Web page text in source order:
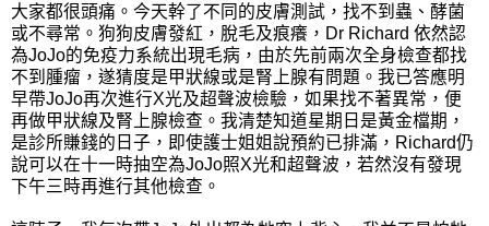
大家都很頭痛。今天幹了不同的皮膚測試，找不到蟲、酵菌
或不尋常。狗狗皮膚發紅，脫毛及痕癢，Dr Richard 依然認
為JoJo的免疫力系統出現毛病，由於先前兩次全身檢查都找
不到腫瘤，遂猜度是甲狀線或是腎上腺有問題。我已答應明
早帶JoJo再次進行X光及超聲波檢驗，如果找不著異常，便
再做甲狀線及腎上腺檢查。我清楚知道星期日是黃金檔期，
是診所賺錢的日子，即使護士姐姐說預約已排滿，Richard仍
說可以在十一時抽空為JoJo照X光和超聲波，若然沒有發現
下午三時再進行其他檢查。